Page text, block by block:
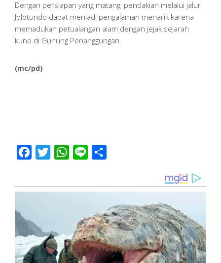
Dengan persiapan yang matang, pendakian melalui jalur
Jolotundo dapat menjadi pengalaman menarik karena
memadukan petualangan alam dengan jejak sejarah
kuno di Gunung Penanggungan.
(mc/pd)
Facebook
Twitter WhatsApp
Line